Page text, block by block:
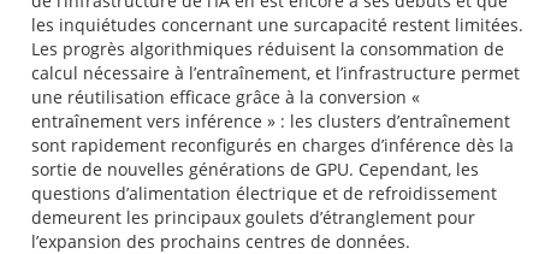
les inquiétudes concernant une surcapacité restent limitées.
Les progrès algorithmiques réduisent la consommation de
calcul nécessaire à l’entraînement, et l’infrastructure permet
une réutilisation efficace grâce à la conversion «
entraînement vers inférence » : les clusters d’entraînement
sont rapidement reconfigurés en charges d’inférence dès la
sortie de nouvelles générations de GPU. Cependant, les
questions d’alimentation électrique et de refroidissement
demeurent les principaux goulets d’étranglement pour
l’expansion des prochains centres de données.